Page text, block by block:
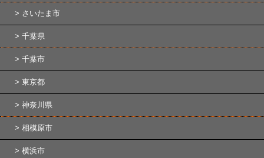
さいたま市
千葉県
千葉市
東京都
神奈川県
相模原市
横浜市